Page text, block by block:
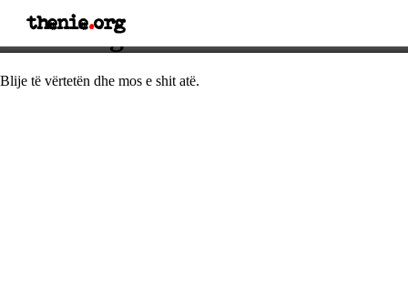
thenie.org
Thënie nga Solomoni
Blije të vërtetën dhe mos e shit atë.